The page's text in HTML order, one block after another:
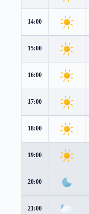
14:00
15:00
16:00
17:00
18:00
19:00
20:00
21:00